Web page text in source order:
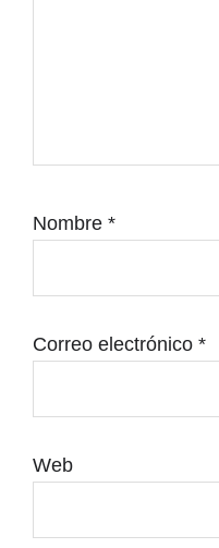
Nombre *
Correo electrónico *
Web